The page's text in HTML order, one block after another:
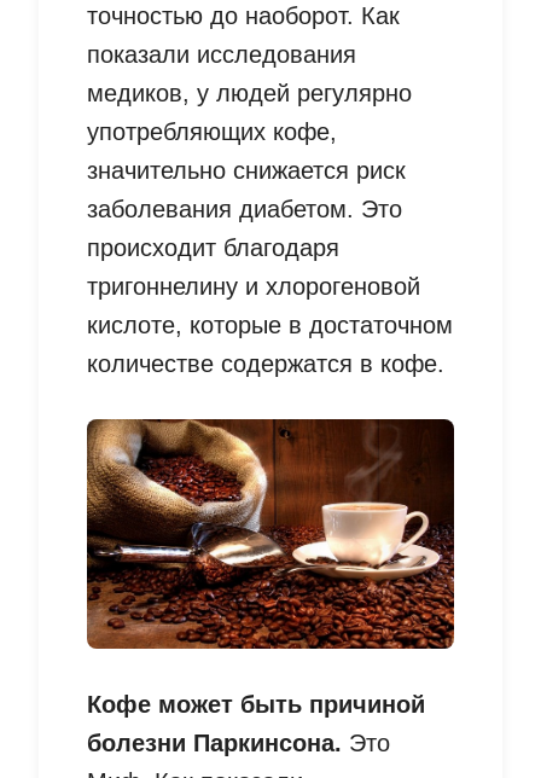
точностью до наоборот. Как
показали исследования
медиков, у людей регулярно
употребляющих кофе,
значительно снижается риск
заболевания диабетом. Это
происходит благодаря
тригоннелину и хлорогеновой
кислоте, которые в достаточном
количестве содержатся в кофе.
Кофе может быть причиной
болезни Паркинсона. Это